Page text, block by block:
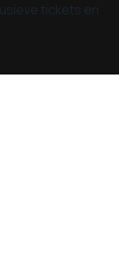
tickets en